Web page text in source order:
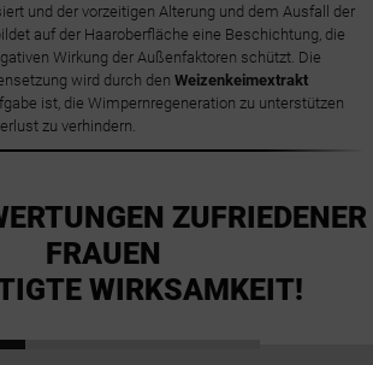
und der vorzeitigen Alterung und dem Ausfall der
auf der Haaroberfläche eine Beschichtung, die
Wirkung der Außenfaktoren schützt. Die
wird durch den Weizenkeimextrakt
ist, die Wimpernregeneration zu unterstützen
zu verhindern.
ZUFRIEDENER
FRAUEN
WIRKSAMKEIT!